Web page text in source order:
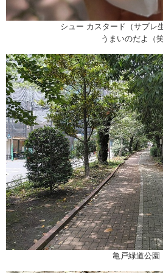
シュー カスタード（サブレ
うまいのだよ（笑
亀戸緑道公園